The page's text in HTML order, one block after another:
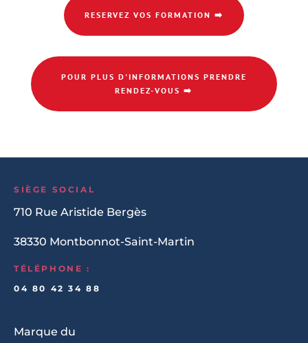
RESERVEZ VOS FORMATION ➡️
POUR PLUS D'INFORMATIONS PRENDRE
RENDEZ-VOUS ➡️
SIÈGE SOCIAL
710 Rue Aristide Bergès
38330 Montbonnot-Saint-Martin
TÉLÉPHONE :
04 80 42 34 88
Marque du